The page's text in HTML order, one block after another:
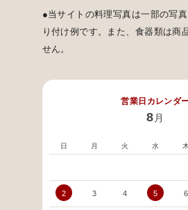
●当サイトの料理写真は一部の写
り付け例です。また、食器類は商
せん。
営業日カレンダ
8 月
日 月 火 水
2 3 4 5 6